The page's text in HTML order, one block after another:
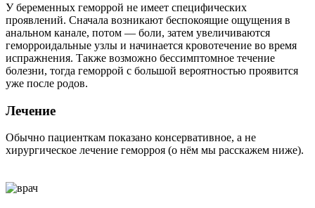
У беременных геморрой не имеет специфических
проявлений. Сначала возникают беспокоящие ощущения в
анальном канале, потом — боли, затем увеличиваются
геморроидальные узлы и начинается кровотечение во время
испражнения. Также возможно бессимптомное течение
болезни, тогда геморрой с большой вероятностью проявится
уже после родов.
Лечение
Обычно пациенткам показано консервативное, а не
хирургическое лечение геморроя (о нём мы расскажем ниже).